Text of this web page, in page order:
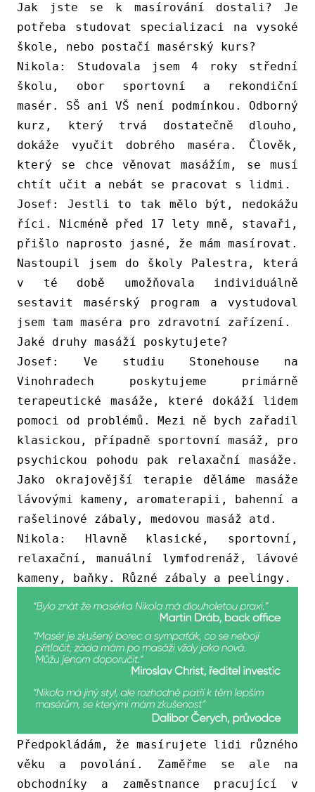
Jak jste se k masírování dostali? Je
potřeba studovat specializaci na vysoké
škole, nebo postačí masérský kurs?
Nikola:
Studovala jsem 4 roky střední
školu, obor sportovní a rekondiční
masér. SŠ ani VŠ není podmínkou. Odborný
kurz, který trvá dostatečně dlouho,
dokáže vyučit dobrého maséra. Člověk,
který se chce věnovat masážím, se musí
chtít učit a nebát se pracovat s lidmi.
Josef:
Jestli to tak mělo být, nedokážu
říci. Nicméně před 17 lety mně, stavaři ,
přišlo naprosto jasné, že mám masírovat.
Nastoupil jsem do školy Palestra, která
v té době umožňovala individuálně
sestavit masérský program a vystudoval
jsem tam maséra pro zdravotní zařízení.
Jaké druhy masáží poskytujete?
Josef: Ve studiu Stonehouse na
Vinohradech poskytujeme primárně
terapeutické masáže, které dokáží lidem
pomoci od problémů . Mezi ně bych zařadil
klasickou, případně sportovní masáž, pro
psychickou pohodu pak relaxační masáže .
Jako okrajovější terapie děláme masáže
lávovými kameny, aromaterapii, bahenní a
rašelinové zábaly, medovou masáž atd.
Nikola:
Hlavně klasické, sportovní,
relaxační, manuální lymfodrenáž, lávové
kameny, baňky. Různé zábaly a peelingy.
Předpokládám, že masírujete lidi různého
věku a povolání. Zaměřme se ale na
obchodníky a zaměstnance pracující v